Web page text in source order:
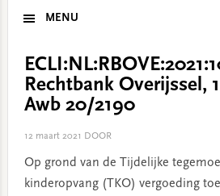
MENU
Rechtbank Overijssel,
Awb 20/2190
12 maart 2021 DOOR
Op grond van de Tijdelijke
kinderopvang (TKO) vergoeding